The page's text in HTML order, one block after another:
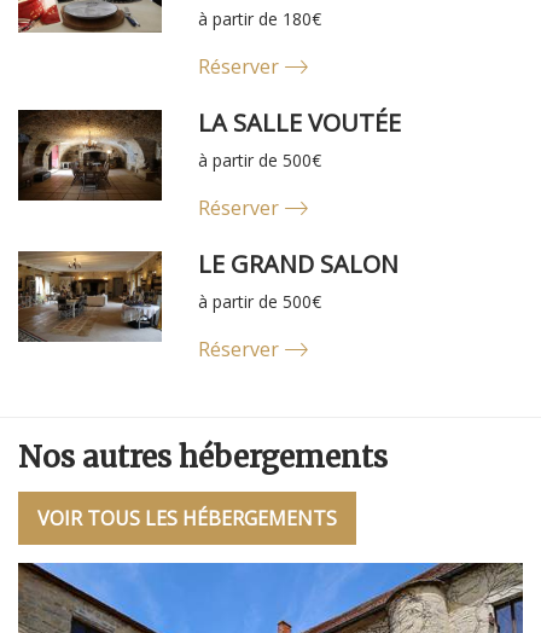
à partir de 180€
Réserver
LA SALLE VOUTÉE
à partir de 500€
Réserver
LE GRAND SALON
à partir de 500€
Réserver
Nos autres hébergements
VOIR TOUS LES HÉBERGEMENTS